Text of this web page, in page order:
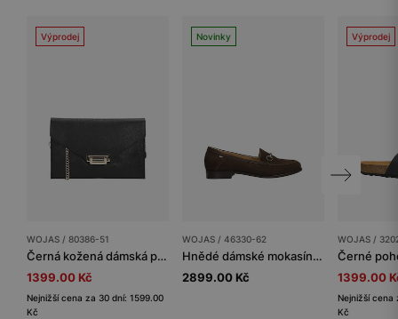
Výprodej
WOJAS / 80386-51
Černá kožená dámská psaníčka
1399.00 Kč
Nejnižší cena za 30 dní: 1599.00
Kč
Novinky
WOJAS / 46330-62
Hnědé dámské mokasíny se zlatou ozdobou
2899.00 Kč
Výprodej
WOJAS /
1399.00
Nejnižší cena
Kč